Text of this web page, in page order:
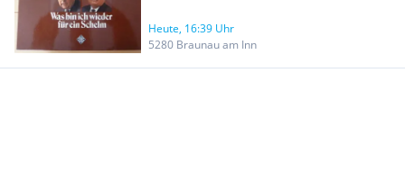
Heute, 16:39 Uhr
5280 Braunau am Inn